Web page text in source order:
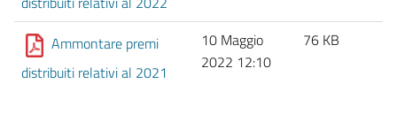
Ammontare premi
distribuiti relativi al 2021
10 Maggio
2022 12:10
76 KB